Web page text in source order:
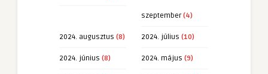
szeptember(4)
2024. augusztus (8) 2024. július (10)
2024. június (8) 2024. május (9)